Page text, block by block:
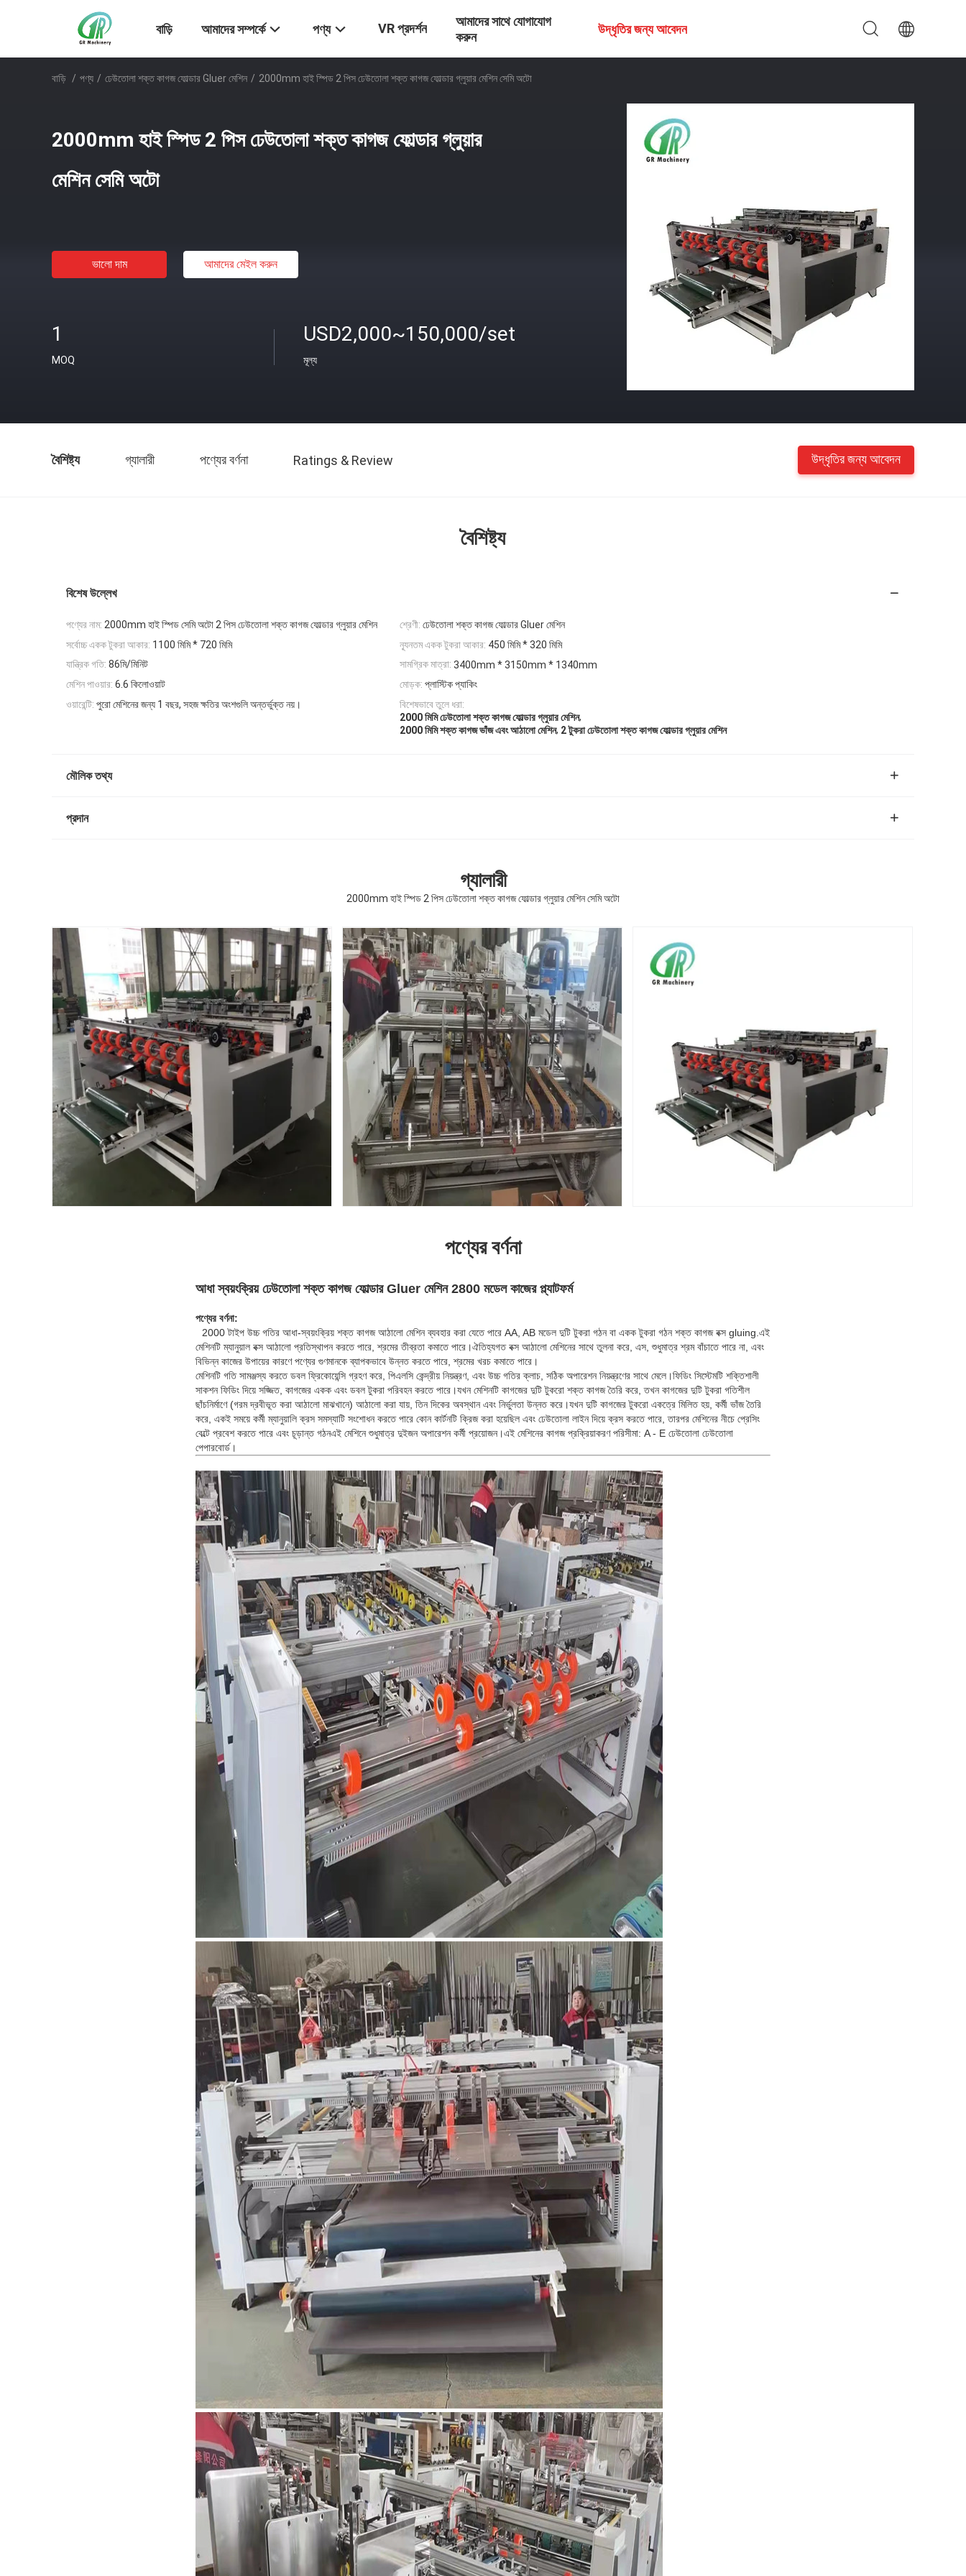
বাড়ি আমাদের সম্পর্কে পণ্য VR প্রদর্শন
আমাদের সাথে যোগাযোগ
করুন
উদ্ধৃতির জন্য আবেদন
বাড়ি / পণ্য / ঢেউতোলা শক্ত কাগজ ফোল্ডার Gluer মেশিন / 2000mm হাই স্পিড 2 পিস ঢেউতোলা শক্ত কাগজ ফোল্ডার গ্লুয়ার মেশিন সেমি অটো
2000mm হাই স্পিড 2 পিস ঢেউতোলা শক্ত কাগজ ফোল্ডার গ্লুয়ার
মেশিন সেমি অটো
ভালো দাম আমাদের মেইল ​​করুন
1
MOQ
USD2,000~150,000/set
মূল্য
বৈশিষ্ট্য গ্যালারী পণ্যের বর্ণনা Ratings & Review উদ্ধৃতির জন্য আবেদন
বৈশিষ্ট্য
বিশেষ উল্লেখ
পণ্যের নাম: 2000mm হাই স্পিড সেমি অটো 2 পিস ঢেউতোলা শক্ত কাগজ ফোল্ডার গ্লুয়ার মেশিন শ্রেণী: ঢেউতোলা শক্ত কাগজ ফোল্ডার Gluer মেশিন
সর্বোচ্চ একক টুকরা আকার: 1100 মিমি * 720 মিমি ন্যূনতম একক টুকরা আকার: 450 মিমি * 320 মিমি
যান্ত্রিক গতি: 86মি/মিনিট সামগ্রিক মাত্রা: 3400mm * 3150mm * 1340mm
মেশিন পাওয়ার: 6.6 কিলোওয়াট মোড়ক: প্লাস্টিক প্যাকিং
ওয়ারেন্টি: পুরো মেশিনের জন্য 1 বছর, সহজ ক্ষতির অংশগুলি অন্তর্ভুক্ত নয়।
বিশেষভাবে তুলে ধরা:
2000 মিমি ঢেউতোলা শক্ত কাগজ ফোল্ডার গ্লুয়ার মেশিন,
2000 মিমি শক্ত কাগজ ভাঁজ এবং আঠালো মেশিন, 2 টুকরা ঢেউতোলা শক্ত কাগজ ফোল্ডার গ্লুয়ার মেশিন
মৌলিক তথ্য
প্রদান
গ্যালারী
2000mm হাই স্পিড 2 পিস ঢেউতোলা শক্ত কাগজ ফোল্ডার গ্লুয়ার মেশিন সেমি অটো
পণ্যের বর্ণনা
আধা স্বয়ংক্রিয় ঢেউতোলা শক্ত কাগজ ফোল্ডার Gluer মেশিন 2800 মডেল কাজের প্ল্যাটফর্ম
পণ্যের বর্ণনা:
2000 টাইপ উচ্চ গতির আধা-স্বয়ংক্রিয় শক্ত কাগজ আঠালো মেশিন ব্যবহার করা যেতে পারে AA, AB মডেল দুটি টুকরা গঠন বা একক টুকরা গঠন শক্ত কাগজ বক্স gluing.এই
মেশিনটি ম্যানুয়াল বক্স আঠালো প্রতিস্থাপন করতে পারে, শ্রমের তীব্রতা কমাতে পারে।ঐতিহ্যগত বক্স আঠালো মেশিনের সাথে তুলনা করে, এস, শুধুমাত্র শ্রম বাঁচাতে পারে না, এবং
বিভিন্ন কাজের উপায়ের কারণে পণ্যের গুণমানকে ব্যাপকভাবে উন্নত করতে পারে, শ্রমের খরচ কমাতে পারে।
মেশিনটি গতি সামঞ্জস্য করতে ডবল ফ্রিকোয়েন্সি গ্রহণ করে, পিএলসি কেন্দ্রীয় নিয়ন্ত্রণ, এবং উচ্চ গতির ক্লাচ, সঠিক অপারেশন নিয়ন্ত্রণের সাথে মেলে।ফিডিং সিস্টেমটি শক্তিশালী
সাকশন ফিডিং দিয়ে সজ্জিত, কাগজের একক এবং ডবল টুকরা পরিবহন করতে পারে।যখন মেশিনটি কাগজের দুটি টুকরো শক্ত কাগজ তৈরি করে, তখন কাগজের দুটি টুকরা গতিশীল
ছাঁচনির্মাণে (গরম দ্রবীভূত করা আঠালো মাঝখানে) আঠালো করা যায়, তিন দিকের অবস্থান এবং নির্ভুলতা উন্নত করে।যখন দুটি কাগজের টুকরো একত্রে মিলিত হয়, কর্মী ভাঁজ তৈরি
করে, একই সময়ে কর্মী ম্যানুয়ালি ক্রস সমস্যাটি সংশোধন করতে পারে কোন কার্টনটি ক্রিজ করা হয়েছিল এবং ঢেউতোলা লাইন দিয়ে ক্রস করতে পারে, তারপর মেশিনের নীচে প্রেসিং
বেল্টে প্রবেশ করতে পারে এবং চূড়ান্ত গঠনএই মেশিনে শুধুমাত্র দুইজন অপারেশন কর্মী প্রয়োজন।এই মেশিনের কাগজ প্রক্রিয়াকরণ পরিসীমা: A - E ঢেউতোলা ঢেউতোলা
পেপারবোর্ড।